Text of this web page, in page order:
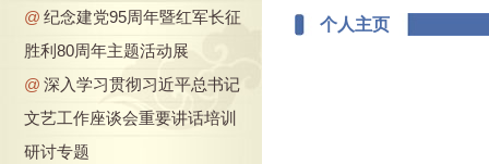
@ 纪念建党95周年暨红军长征
胜利80周年主题活动展
@ 深入学习贯彻习近平总书记
文艺工作座谈会重要讲话培训
研讨专题
个人主页